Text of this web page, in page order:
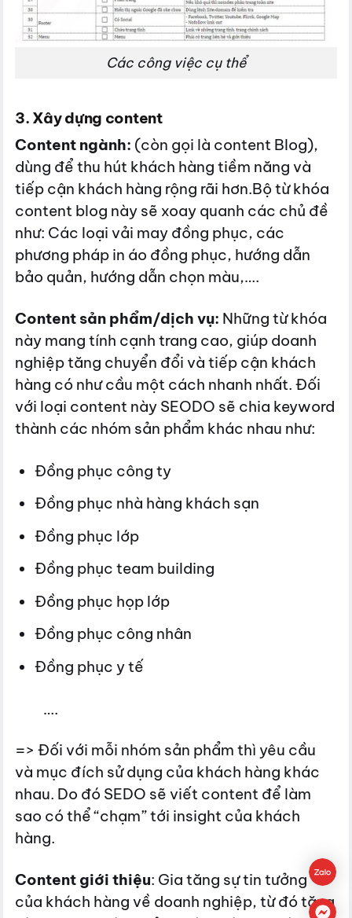
Các công việc cụ thể
3. Xây dựng content
Content ngành: (còn gọi là content Blog),
dùng để thu hút khách hàng tiềm năng và
tiếp cận khách hàng rộng rãi hơn.Bộ từ khóa
content blog này sẽ xoay quanh các chủ đề
như: Các loại vải may đồng phục, các
phương pháp in áo đồng phục, hướng dẫn
bảo quản, hướng dẫn chọn màu,….
Content sản phẩm/dịch vụ: Những từ khóa
này mang tính cạnh trang cao, giúp doanh
nghiệp tăng chuyển đổi và tiếp cận khách
hàng có như cầu một cách nhanh nhất. Đối
với loại content này SEODO sẽ chia keyword
thành các nhóm sản phẩm khác nhau như:
Đồng phục công ty
Đồng phục nhà hàng khách sạn
Đồng phục lớp
Đồng phục team building
Đồng phục họp lớp
Đồng phục công nhân
Đồng phục y tế
….
=> Đối với mỗi nhóm sản phẩm thì yêu cầu
và mục đích sử dụng của khách hàng khác
nhau. Do đó SEDO sẽ viết content để làm
sao có thể “chạm” tới insight của khách
hàng.
Content giới thiệu: Gia tăng sự tin tưởng
của khách hàng về doanh nghiệp, từ đó tăng